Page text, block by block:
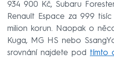
934 900 Kč, Subaru
Renault Espace za 999
milion korun. Naopak o
Kuga, MG HS nebo
srovnání najdete pod tímto